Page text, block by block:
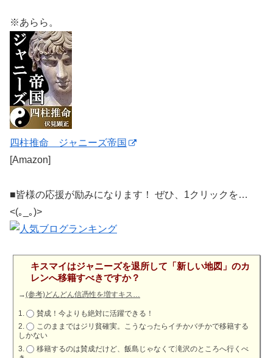
※あらら。
四柱推命 ジャニーズ帝国
[Amazon]
■皆様の応援が励みになります！ ぜひ、1クリックを…
<(｡_｡)>
キスマイはジャニーズを退所して「新しい地図」のカ
レンへ移籍すべきですか？
→(参考)どんどん信憑性を増すキス…
賛成！今よりも絶対に活躍できる！
このままではジリ貧確実。こうなったらイチかバチかで移籍する
しかない
移籍するのは賛成だけど、飯島じゃなくて滝沢のところへ行くべ